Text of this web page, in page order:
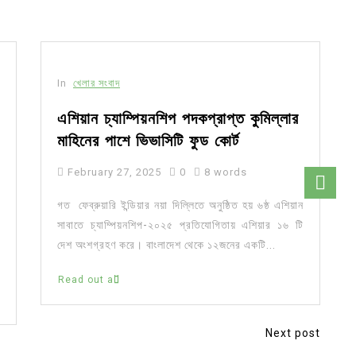
In খেলার সংবাদ
এশিয়ান চ্যাম্পিয়নশিপ পদকপ্রাপ্ত কুমিল্লার
মাহিনের পাশে ভিভাসিটি ফুড কোর্ট
February 27, 2025 0 8 words
গত ফেব্রুয়ারি ইন্ডিয়ার নয়া দিল্লিতে অনুষ্ঠিত হয় ৬ষ্ঠ এশিয়ান
সাবাতে চ্যাম্পিয়নশিপ-২০২৫ প্রতিযোগিতায় এশিয়ার ১৬ টি
দেশ অংশগ্রহণ করে। বাংলাদেশ থেকে ১২জনের একটি...
Read out all
Next post